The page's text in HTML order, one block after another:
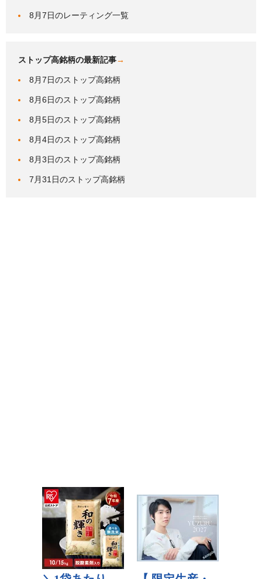
8月7日のレーティング一覧
ストップ高銘柄の最新記事→
8月7日のストップ高銘柄
8月6日のストップ高銘柄
8月5日のストップ高銘柄
8月4日のストップ高銘柄
8月3日のストップ高銘柄
7月31日のストップ高銘柄